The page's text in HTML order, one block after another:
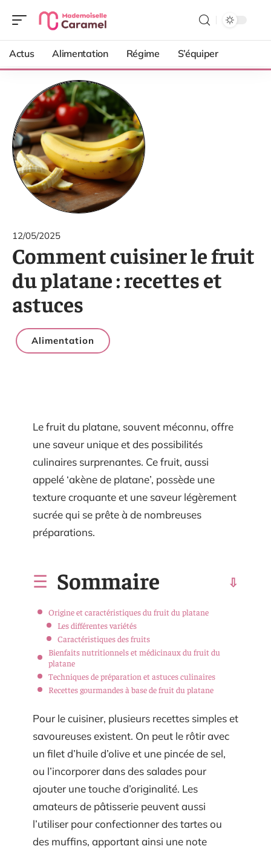
Actus Alimentation Régime S’équiper
12/05/2025
Comment cuisiner le fruit
du platane : recettes et
astuces
Alimentation
Le fruit du platane, souvent méconnu, offre
une saveur unique et des possibilités
culinaires surprenantes. Ce fruit, aussi
appelé ‘akène de platane’, possède une
texture croquante et une saveur légèrement
sucrée qui se prête à de nombreuses
préparations.
Sommaire
Origine et caractéristiques du fruit du platane
Les différentes variétés
Caractéristiques des fruits
Bienfaits nutritionnels et médicinaux du fruit du
platane
Techniques de préparation et astuces culinaires
Recettes gourmandes à base de fruit du platane
Pour le cuisiner, plusieurs recettes simples et
savoureuses existent. On peut le rôtir avec
un filet d’huile d’olive et une pincée de sel,
ou l’incorporer dans des salades pour
ajouter une touche d’originalité. Les
amateurs de pâtisserie peuvent aussi
l’utiliser pour confectionner des tartes ou
des muffins, apportant ainsi une note